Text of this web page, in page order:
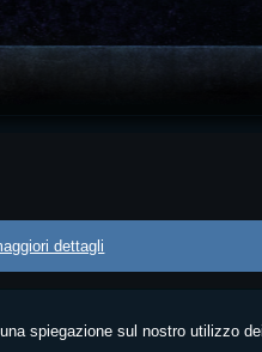
dettagli
spiegazione sul nostro utilizzo